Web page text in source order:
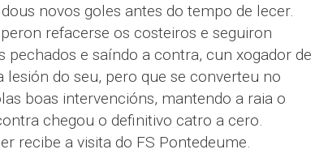
novos goles antes do tempo de lecer.
refacerse os costeiros e seguiron
pechados e saíndo a contra, cun xogador de
do seu, pero que se converteu no
boas intervencións, mantendo a raia o
chegou o definitivo catro a cero.
recibe a visita do FS Pontedeume.